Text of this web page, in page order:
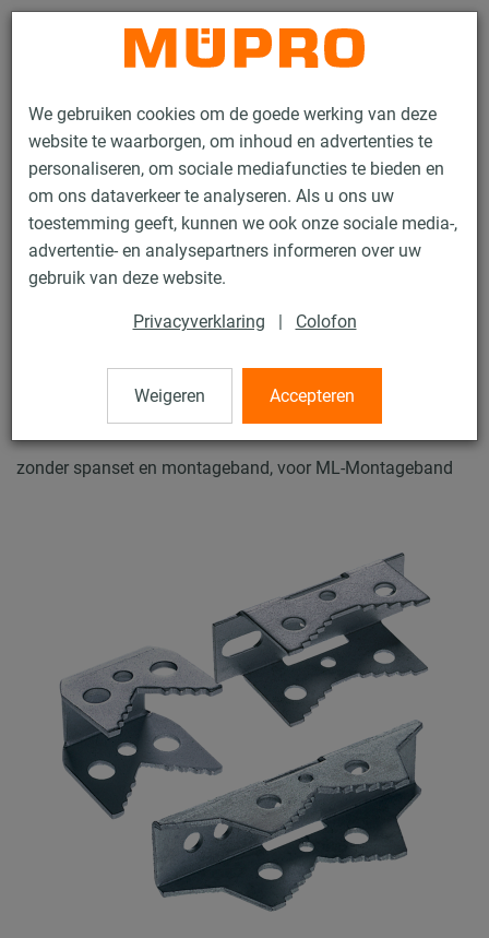
We gebruiken cookies om de goede werking van deze
website te waarborgen, om inhoud en advertenties te
personaliseren, om sociale mediafuncties te bieden en
om ons dataverkeer te analyseren. Als u ons uw
toestemming geeft, kunnen we ook onze sociale media-,
advertentie- en analysepartners informeren over uw
gebruik van deze website.
Privacyverklaring | Colofon
Weigeren Accepteren
Contact
Producten Bevestigingstechniek
Thermisch verzinkte producten
Thermische verzinkte producten voor naamplaatjes
ML-Spanlichaam
2 / 2
ML-Spanlichaam
zonder spanset en montageband, voor ML-Montageband